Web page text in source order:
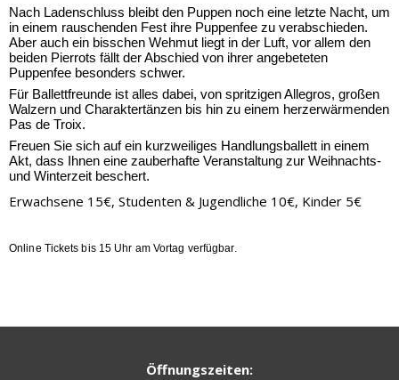
Nach Ladenschluss bleibt den Puppen noch eine letzte Nacht, um
in einem rauschenden Fest ihre Puppenfee zu verabschieden.
Aber auch ein bisschen Wehmut liegt in der Luft, vor allem den
beiden Pierrots fällt der Abschied von ihrer angebeteten
Puppenfee besonders schwer.
Für Ballettfreunde ist alles dabei, von spritzigen Allegros, großen
Walzern und Charaktertänzen bis hin zu einem herzerwärmenden
Pas de Troix.
Freuen Sie sich auf ein kurzweiliges Handlungsballett in einem
Akt, dass Ihnen eine zauberhafte Veranstaltung zur Weihnachts-
und Winterzeit beschert.
Erwachsene 15€, Studenten & Jugendliche 10€, Kinder 5€
Online Tickets bis 15 Uhr am Vortag verfügbar.
Öffnungszeiten: